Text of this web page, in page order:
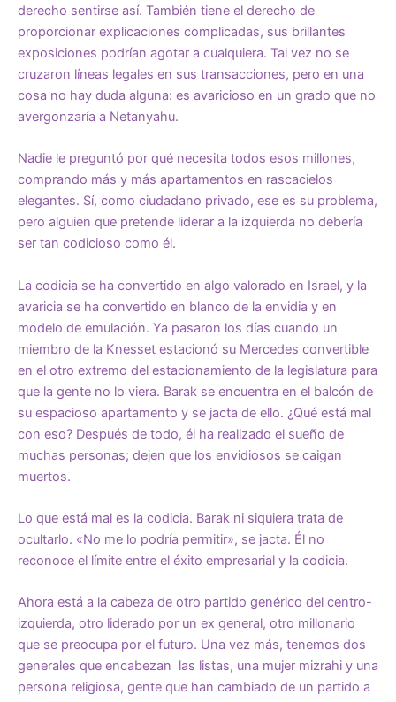
derecho sentirse así. También tiene el derecho de
proporcionar explicaciones complicadas, sus brillantes
exposiciones podrían agotar a cualquiera. Tal vez no se
cruzaron líneas legales en sus transacciones, pero en una
cosa no hay duda alguna: es avaricioso en un grado que no
avergonzaría a Netanyahu.
Nadie le preguntó por qué necesita todos esos millones,
comprando más y más apartamentos en rascacielos
elegantes. Sí, como ciudadano privado, ese es su problema,
pero alguien que pretende liderar a la izquierda no debería
ser tan codicioso como él.
La codicia se ha convertido en algo valorado en Israel, y la
avaricia se ha convertido en blanco de la envidia y en
modelo de emulación. Ya pasaron los días cuando un
miembro de la Knesset estacionó su Mercedes convertible
en el otro extremo del estacionamiento de la legislatura para
que la gente no lo viera. Barak se encuentra en el balcón de
su espacioso apartamento y se jacta de ello. ¿Qué está mal
con eso? Después de todo, él ha realizado el sueño de
muchas personas; dejen que los envidiosos se caigan
muertos.
Lo que está mal es la codicia. Barak ni siquiera trata de
ocultarlo. «No me lo podría permitir», se jacta. Él no
reconoce el límite entre el éxito empresarial y la codicia.
Ahora está a la cabeza de otro partido genérico del centro-
izquierda, otro liderado por un ex general, otro millonario
que se preocupa por el futuro. Una vez más, tenemos dos
generales que encabezan las listas, una mujer mizrahi y una
persona religiosa, gente que han cambiado de un partido a